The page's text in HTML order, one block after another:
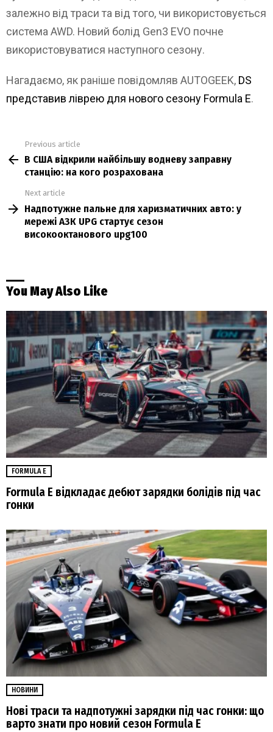
залежно від траси та від того, чи використовується
система AWD. Новий болід Gen3 EVO почне
використовуватися наступного сезону.
Нагадаємо, як раніше повідомляв AUTOGEEK, DS
представив ліврею для нового сезону Formula Е.
more
Previous article
В США відкрили найбільшу водневу заправну
станцію: на кого розрахована
Next article
Надпотужне пальне для харизматичних авто: у
мережі АЗК UPG стартує сезон
високооктанового upg100
You May Also Like
FORMULA E
Formula E відкладає дебют зарядки болідів під час
гонки
НОВИНИ
Нові траси та надпотужні зарядки під час гонки: що
варто знати про новий сезон Formula E